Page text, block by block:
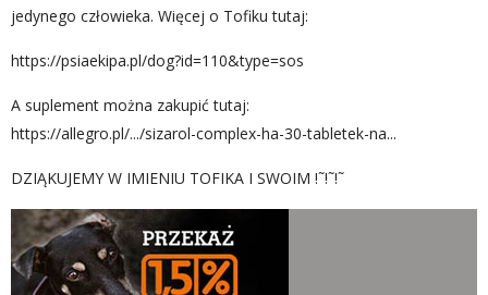
jedynego człowieka. Więcej o Tofiku tutaj:
https://psiaekipa.pl/dog?id=110&type=sos
A suplement można zakupić tutaj:
https://allegro.pl/.../sizarol-complex-ha-30-tabletek-na...
DZIĄKUJEMY W IMIENIU TOFIKA I SWOIM !˜!˜!˜